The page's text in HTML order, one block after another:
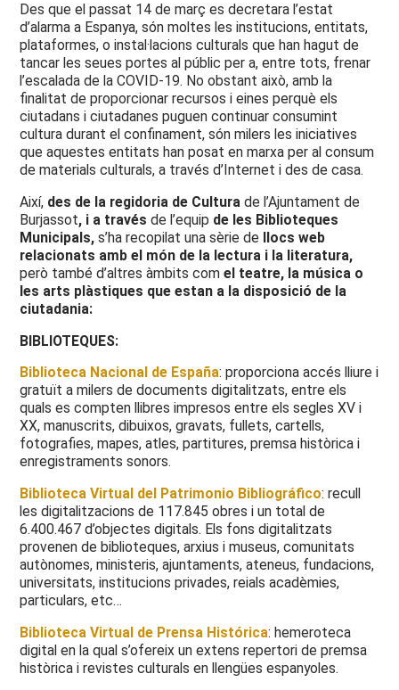
Des que el passat 14 de març es decretara l’estat
d’alarma a Espanya, són moltes les institucions, entitats,
plataformes, o instal·lacions culturals que han hagut de
tancar les seues portes al públic per a, entre tots, frenar
l’escalada de la COVID-19. No obstant això, amb la
finalitat de proporcionar recursos i eines perquè els
ciutadans i ciutadanes puguen continuar consumint
cultura durant el confinament, són milers les iniciatives
que aquestes entitats han posat en marxa per al consum
de materials culturals, a través d’Internet i des de casa.
Així, des de la regidoria de Culturade l’Ajuntament de
Burjassot, i a través de l’equip de les Biblioteques
Municipals,s’ha recopilat una sèrie de llocs web
relacionats amb el món de la lectura i la literatura,
però també d’altres àmbits com el teatre, la música o
les arts plàstiques que estan a la disposició de la
ciutadania:
BIBLIOTEQUES:
Biblioteca Nacional de España: proporciona accés lliure i
gratuït a milers de documents digitalitzats, entre els
quals es compten llibres impresos entre els segles XV i
XX, manuscrits, dibuixos, gravats, fullets, cartells,
fotografies, mapes, atles, partitures, premsa històrica i
enregistraments sonors.
Biblioteca Virtual del Patrimonio Bibliográfico: recull
les digitalitzacions de 117.845 obres i un total de
6.400.467 d’objectes digitals. Els fons digitalitzats
provenen de biblioteques, arxius i museus, comunitats
autònomes, ministeris, ajuntaments, ateneus, fundacions,
universitats, institucions privades, reials acadèmies,
particulars, etc…
Biblioteca Virtual de Prensa Histórica: hemeroteca
digital en la qual s’ofereix un extens repertori de premsa
històrica i revistes culturals en llengües espanyoles.